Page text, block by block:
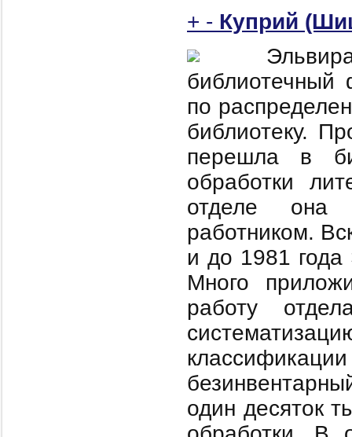
+ - Куприй
библиотечный
по
библиотеку.
перешла в
обработки
отделе она
работником.
и до 1981
Много
работу
один десяток